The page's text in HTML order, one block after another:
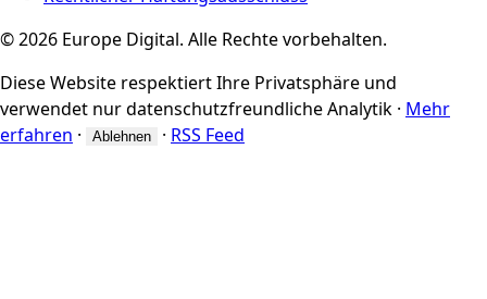
© 2026 Europe Digital. Alle Rechte vorbehalten.
Diese Website respektiert Ihre Privatsphäre und
verwendet nur datenschutzfreundliche Analytik · Mehr
erfahren · Ablehnen · RSS Feed